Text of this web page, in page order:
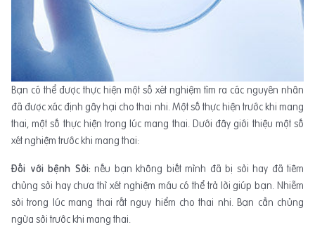
Bạn có thể được thực hiện một số xét nghiệm tìm ra các nguyên nhân
đã được xác định gây hại cho thai nhi. Một số thực hiện trước khi mang
thai, một số thực hiện trong lúc mang thai. Dưới đây giới thiệu một số
xét nghiệm trước khi mang thai:
Đối với bệnh Sởi: nếu bạn không biết mình đã bị sởi hay đã tiêm
chủng sởi hay chưa thì xét nghiệm máu có thể trả lời giúp bạn. Nhiễm
sởi trong lúc mang thai rất nguy hiểm cho thai nhi. Bạn cần chủng
ngừa sởi trước khi mang thai.